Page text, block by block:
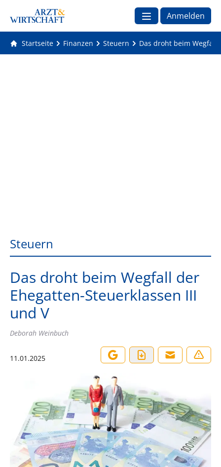
Anmelden
Startseite Finanzen Steuern Das droht beim Wegfall
Steuern
Das droht beim Wegfall der
Ehegatten-Steuerklassen III
und V
Deborah Weinbuch
11.01.2025